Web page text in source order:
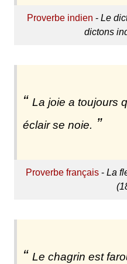
Proverbe indien - Le
dictons
La joie a toujours
éclair se noie.
Proverbe français -La
Le chagrin est